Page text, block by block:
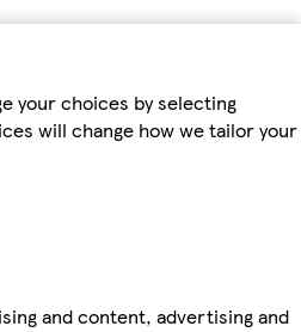
your choices by selecting
will change how we tailor your
and content, advertising and